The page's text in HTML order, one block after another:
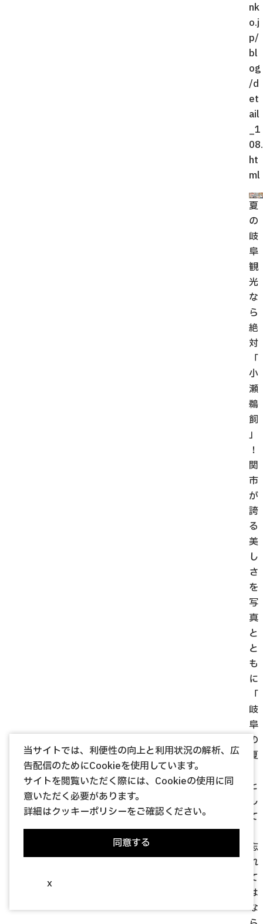
nk
o.j
p/
bl
og
/d
et
ail
_1
08.
ht
ml
夏
の
岐
阜
観
光
な
ら
絶
対
「
小
瀬
鵜
飼
」
！
関
市
が
誇
る
美
し
さ
を
写
真
と
と
も
に
「
岐
阜
の
夏
と
し
て
忘
れ
て
は
な
当サイトでは、利便性の向上と利用状況の解析、広
告配信のためにCookieを使用しています。
サイトを閲覧いただく際には、Cookieの使用に同
意いただく必要があります。
詳細はクッキーポリシーをご確認ください。
同意する
x